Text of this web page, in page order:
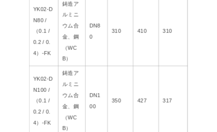
YK02-D
N80 /
（0.1 /
0.2 / 0.
4）-FK
鋳造ア
ルミニ
ウム合
金、鋼
（WC
B）
DN8
0
310 410 310
YK02-D
N100 /
（0.1 /
0.2 / 0.
4）-FK
鋳造ア
ルミニ
ウム合
金、鋼
（WC
B）
DN1
00
350 427 317